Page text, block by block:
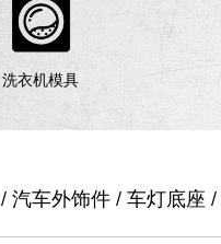
洗衣机模具
/ 汽车外饰件 / 车灯底座 /